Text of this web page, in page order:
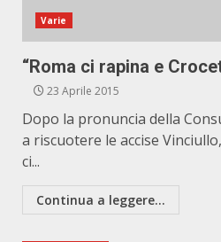
Varie
“Roma ci rapina e
23 Aprile 2015
Dopo la pronuncia della
a riscuotere le accise
ci...
Continua a leggere...